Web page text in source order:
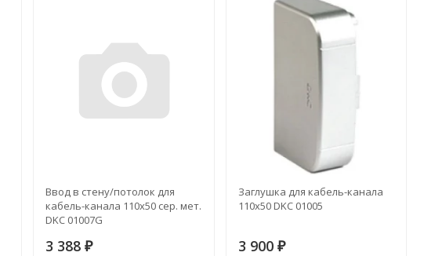
Ввод в стену/потолок для
кабель-канала 110х50 сер. мет.
DKC 01007G
3 388₽
Заглушка для кабель-канала
110х50 DKC 01005
3 900 ₽